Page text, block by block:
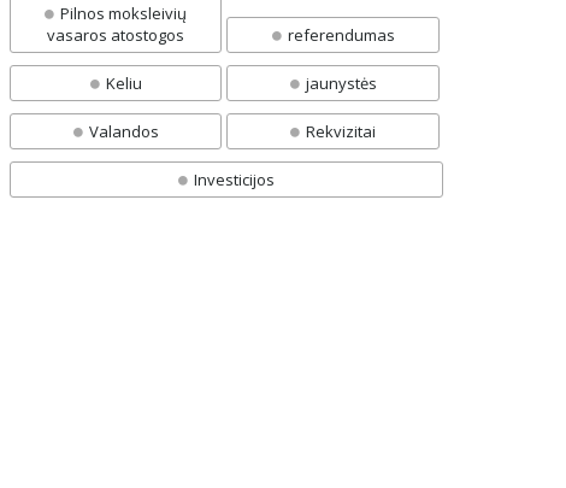
Pilnos moksleivių
vasaros atostogos
referendumas
Keliu jaunystės
Valandos Rekvizitai
Investicijos